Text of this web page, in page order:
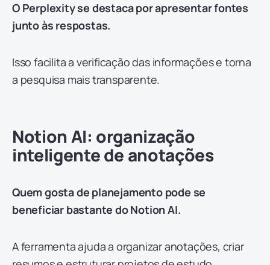
O Perplexity se destaca por apresentar fontes
junto às respostas.
Isso facilita a verificação das informações e torna
a pesquisa mais transparente.
Notion AI: organização
inteligente de anotações
Quem gosta de planejamento pode se
beneficiar bastante do Notion AI.
A ferramenta ajuda a organizar anotações, criar